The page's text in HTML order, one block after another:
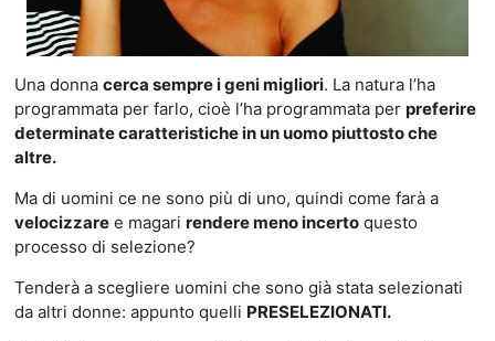
Una donna cerca sempre i geni migliori. La natura l’ha
programmata per farlo, cioè l’ha programmata per preferire
determinate caratteristiche in un uomo piuttosto che
altre.
Ma di uomini ce ne sono più di uno, quindi come farà a
velocizzaree magari rendere meno incertoquesto
processo di selezione?
Tenderà a scegliere uomini che sono già stata selezionati
da altri donne: appunto quelli PRESELEZIONATI.